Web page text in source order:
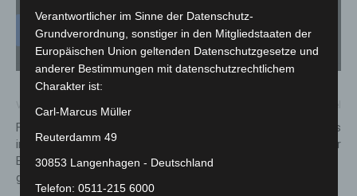
Vorheriger Artikel
Feuer auf Entsorgungsbetrieb
in Bissendorf: 80
Einsatzkräfte stundenlang
gefordert
131 Millionen Euro für das
Stadtbahnnetz in Hannover
Verantwortlicher im Sinne der Datenschutz-
Grundverordnung, sonstiger in den Mitgliedstaaten der
Europäischen Union geltenden Datenschutzgesetze und
anderer Bestimmungen mit datenschutzrechtlichem
Charakter ist:
Carl-Marcus Müller
Reuterdamm 49
30853 Langenhagen - Deutschland
Telefon: 0511-215 6000